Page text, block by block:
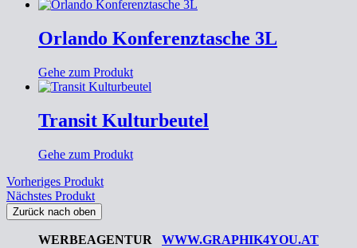
Orlando Konferenztasche 3L
Gehe zum Produkt
Transit Kulturbeutel
Gehe zum Produkt
Vorheriges Produkt
Nächstes Produkt
Zurück nach oben
WERBEAGENTUR WWW.GRAPHIK4YOU.AT